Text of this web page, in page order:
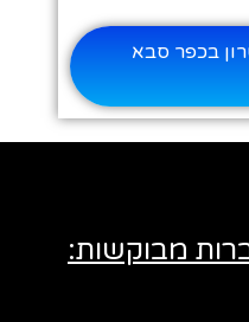
בכפר סבא
מבוקשות: